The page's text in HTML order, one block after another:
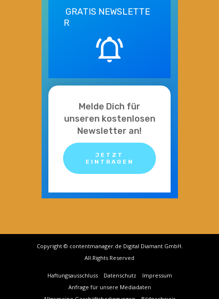
GRATIS NEWSLETTE
R
Melde Dich für
unseren kostenlosen
Newsletter an!
JETZT
EINTRAGEN
Copyright © contentmanager.de Digital Diamant GmbH.
All Rights Reserved
Haftungsausschluss Datenschutz
Impressum
Anfrage für unsere Mediadaten